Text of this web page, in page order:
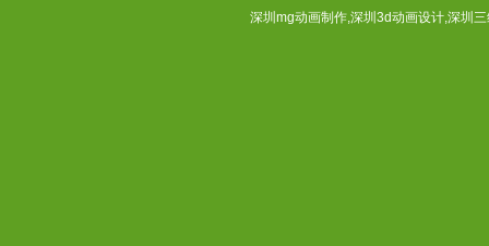
深圳mg动画制作,深圳3d动画设计,深圳